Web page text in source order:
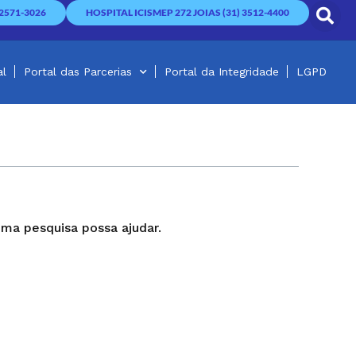
3026 HOSPITAL ICISMEP 272 JOIAS (31) 3512-4400
Portal das Parcerias Portal da Integridade LGPD
pesquisa possa ajudar.